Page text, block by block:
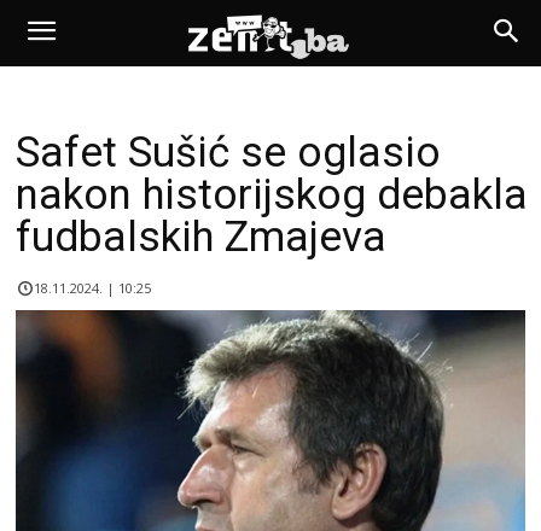
Safet Sušić se oglasio
nakon historijskog debakla
fudbalskih Zmajeva
18.11.2024. | 10:25